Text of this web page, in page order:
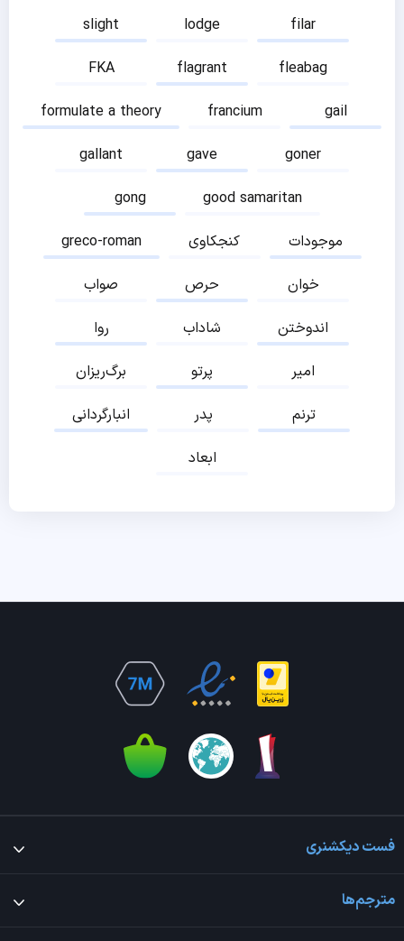
slight lodge
filar
FKA
flagrant
fleabag
formulate a theory
francium
gail
gallant
gave
goner
gong
good samaritan
greco-roman
کنجکاوی
موجودات
صواب
حرص
خوان
روا
شاداب
اندوختن
برگ‌ریزان
پرتو
امیر
انبارگردانی
پدر
ترنم
ابعاد
فست دیکشنری
مترجم‌ها